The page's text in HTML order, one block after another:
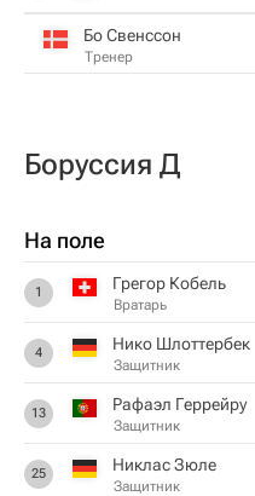
Бо Свенссон
Тренер
Боруссия Д
На поле
1 Грегор Кобель
Вратарь
4 Нико Шлоттербек
Защитник
13 Рафаэл Геррейру
Защитник
25 Никлас Зюле
Защитник